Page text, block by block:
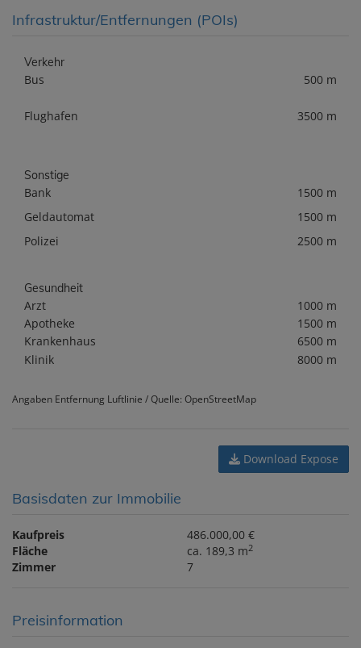
Infrastruktur/Entfernungen (POIs)
Verkehr
Bus 500 m
Flughafen 3500 m
Sonstige
Bank
1500 m
Geldautomat
1500 m
Polizei
2500 m
Gesundheit
Arzt
1000 m
Apotheke
1500 m
Krankenhaus
6500 m
Klinik
8000 m
Angaben Entfernung Luftlinie / Quelle: OpenStreetMap
Download Expose
Basisdaten zur Immobilie
Kaufpreis
486.000,00 €
Fläche
ca. 189,3 m2
Zimmer 7
Preisinformation